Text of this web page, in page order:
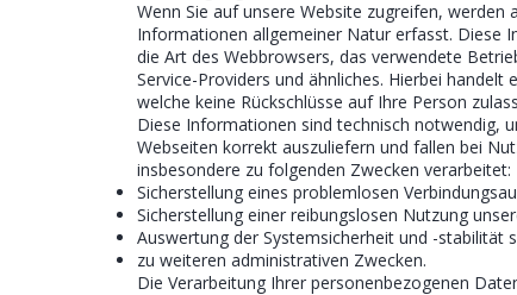
Wenn Sie auf unsere Website zugreifen,
Informationen allgemeiner Natur erfasst. Diese
die Art des Webbrowsers, das verwendete
Service-Providers und ähnliches. Hierbei
welche keine Rückschlüsse auf Ihre Person
Diese Informationen sind technisch notwendig,
Webseiten korrekt auszuliefern und fallen bei
insbesondere zu folgenden Zwecken verarbeitet:
Sicherstellung eines problemlosen
Sicherstellung einer reibungslosen Nutzung
Auswertung der Systemsicherheit und -stabilität
zu weiteren administrativen Zwecken.
Die Verarbeitung Ihrer personenbezogenen